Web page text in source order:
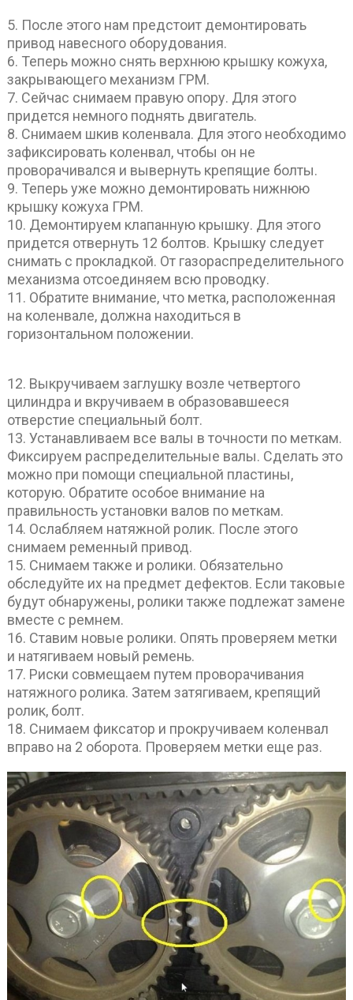
5. После этого нам предстоит демонтировать
привод навесного оборудования.
6. Теперь можно снять верхнюю крышку кожуха,
закрывающего механизм ГРМ.
7. Сейчас снимаем правую опору. Для этого
придется немного поднять двигатель.
8. Снимаем шкив коленвала. Для этого необходимо
зафиксировать коленвал, чтобы он не
проворачивался и вывернуть крепящие болты.
9. Теперь уже можно демонтировать нижнюю
крышку кожуха ГРМ.
10. Демонтируем клапанную крышку. Для этого
придется отвернуть 12 болтов. Крышку следует
снимать с прокладкой. От газораспределительного
механизма отсоединяем всю проводку.
11. Обратите внимание, что метка, расположенная
на коленвале, должна находиться в
горизонтальном положении.
12. Выкручиваем заглушку возле четвертого
цилиндра и вкручиваем в образовавшееся
отверстие специальный болт.
13. Устанавливаем все валы в точности по меткам.
Фиксируем распределительные валы. Сделать это
можно при помощи специальной пластины,
которую. Обратите особое внимание на
правильность установки валов по меткам.
14. Ослабляем натяжной ролик. После этого
снимаем ременный привод.
15. Снимаем также и ролики. Обязательно
обследуйте их на предмет дефектов. Если таковые
будут обнаружены, ролики также подлежат замене
вместе с ремнем.
16. Ставим новые ролики. Опять проверяем метки
и натягиваем новый ремень.
17. Риски совмещаем путем проворачивания
натяжного ролика. Затем затягиваем, крепящий
ролик, болт.
18. Снимаем фиксатор и прокручиваем коленвал
вправо на 2 оборота. Проверяем метки еще раз.